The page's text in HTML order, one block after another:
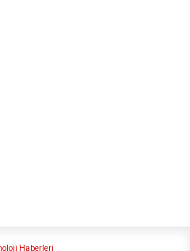
Haberleri